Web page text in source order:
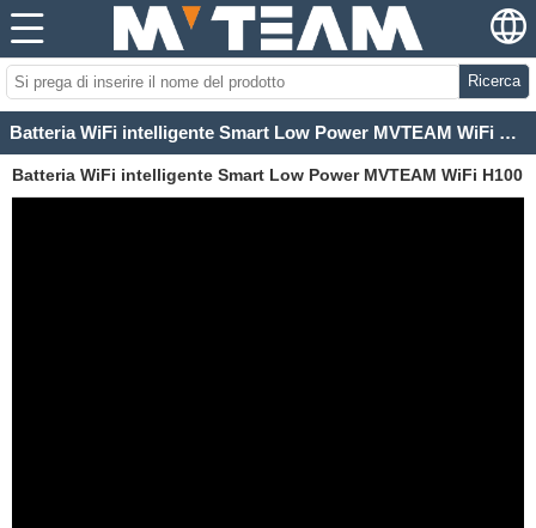
Ricerca
Batteria WiFi intelligente Smart Low Power MVTEAM WiFi H100 D1
Batteria WiFi intelligente Smart Low Power MVTEAM WiFi H100